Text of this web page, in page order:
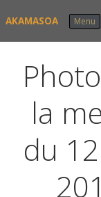
AKAMASOA Menu
la
du